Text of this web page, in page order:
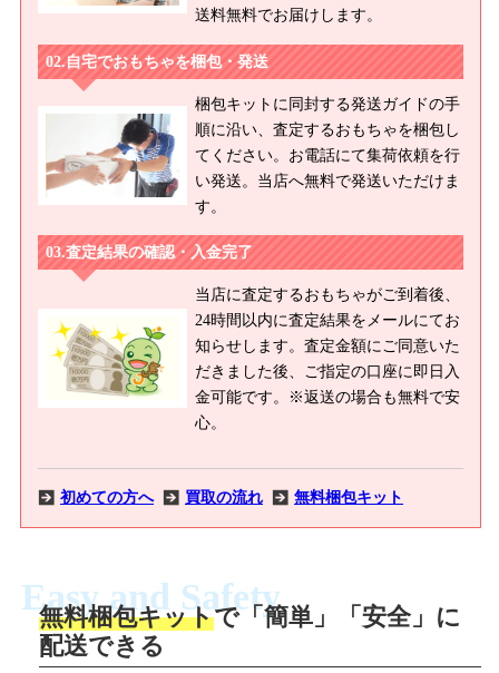
送料無料でお届けします。
自宅でおもちゃを梱包・発送
梱包キットに同封する発送ガイドの手
順に沿い、査定するおもちゃを梱包し
てください。お電話にて集荷依頼を行
い発送。当店へ無料で発送いただけま
す。
査定結果の確認・入金完了
当店に査定するおもちゃがご到着後、
24時間以内に査定結果をメールにてお
知らせします。査定金額にご同意いた
だきました後、ご指定の口座に即日入
金可能です。※返送の場合も無料で安
心。
初めての方へ 買取の流れ 無料梱包キット
商品撮影
LINEの友だち追加・査定画像を送信
Easy and Safety
無料梱包キットで「簡単」「安全」に
配送できる